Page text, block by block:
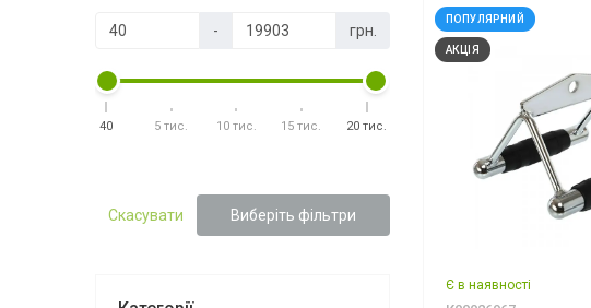
2кг 2
3
1
1
- грн.
40 5 тис. 10 тис. 15 тис. 20 тис.
Скасувати Виберіть фільтри
ПОПУЛЯРНИЙ
АКЦІЯ
Є в наявності